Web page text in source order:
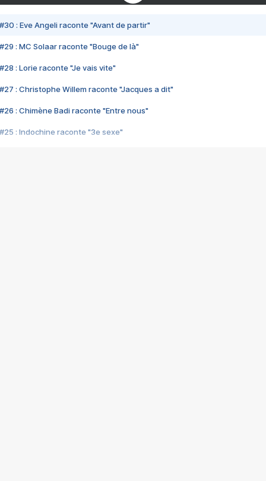
#30 : Eve Angeli raconte "Avant de partir"
#29 : MC Solaar raconte "Bouge de là"
#28 : Lorie raconte "Je vais vite"
#27 : Christophe Willem raconte "Jacques a dit"
#26 : Chimène Badi raconte "Entre nous"
#25 : Indochine raconte "3e sexe"